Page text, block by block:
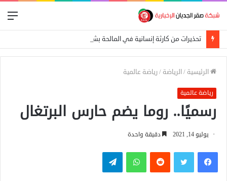
الرئيسية /الرياضة / رياضة عالمية
رياضة عالمية
رسميًا.. روما يضم حارس البرتغال
يوليو 14, 2021 دقيقة واحدة
فيسبوكتويتر واتساب تيلقرام